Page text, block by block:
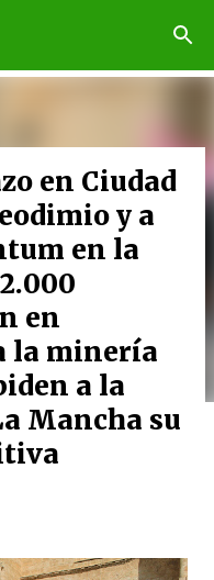
en Ciudad
y a
en la
en
la minería
a la
Mancha su